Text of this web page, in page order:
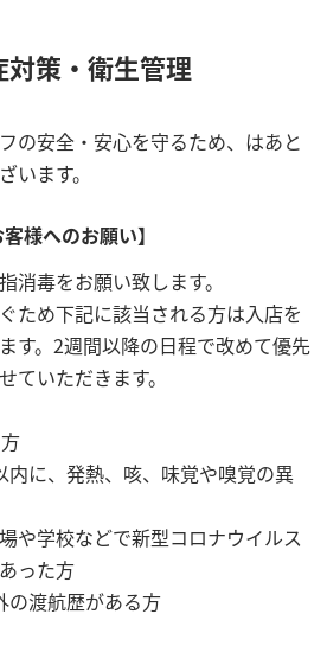
対策・衛生管理
の安全・安心を守るため、はあと
います。
客様へのお願い】
消毒をお願い致します。
ため下記に該当される方は入店を
す。2週間以降の日程で改めて優先
ていただきます。
内に、発熱、咳、味覚や嗅覚の異
や学校などで新型コロナウイルス
った方
の渡航歴がある方